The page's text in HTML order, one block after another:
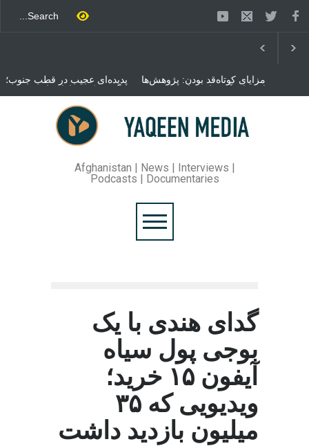
پدیده‌ای عجیب در قطب جنوب؛
پنگوئنی که هزاران بار در روز
می‌خوابد
مزایای کوتاه‌قد بودن: پژوهش‌ها
از فواید آن برای سلامتی
می‌گویند
محمدباقر قالیباف، رئیس
مجلس ایران، با انتقاد تند از
سیاست‌های دونالد ترمپ اعلام
کرد که واشنگتن تلاش دارد با
روند گفتگوها را از مسیر
مذاکره به سمت تسلیم سوق
دهد.
Afghanistan | News | Interviews |
Podcasts | Documentaries
گدای هندی با یک
بوجی پول سیاه
آیفون ۱۵ خرید؛
ویدیویی که ۳۵
میلیون بازدید داشت